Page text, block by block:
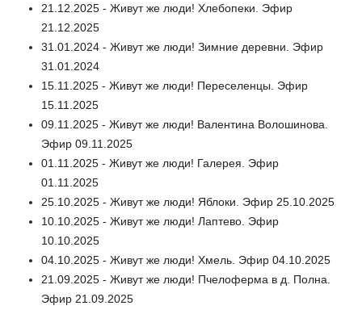
21.12.2025 - Живут же люди! Хлебопеки. Эфир
21.12.2025
31.01.2024 - Живут же люди! Зимние деревни. Эфир
31.01.2024
15.11.2025 - Живут же люди! Переселенцы. Эфир
15.11.2025
09.11.2025 - Живут же люди! Валентина Волошинова.
Эфир 09.11.2025
01.11.2025 - Живут же люди! Галерея. Эфир
01.11.2025
25.10.2025 - Живут же люди! Яблоки. Эфир 25.10.2025
10.10.2025 - Живут же люди! Лаптево. Эфир
10.10.2025
04.10.2025 - Живут же люди! Хмель. Эфир 04.10.2025
21.09.2025 - Живут же люди! Пчелоферма в д. Полна.
Эфир 21.09.2025